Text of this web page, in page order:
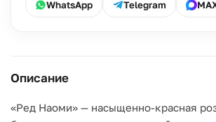
WhatsApp
Telegram
Описание
«Ред Наоми» — насыщенно-красная